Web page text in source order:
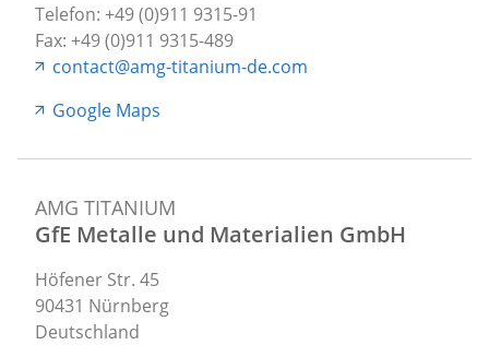
Telefon: +49 (0)911 9315-91
Fax: +49 (0)911 9315-489
contact@amg-titanium-de.com
Google Maps
AMG TITANIUM
GfE Metalle und Materialien GmbH
Höfener Str. 45
90431 Nürnberg
Deutschland